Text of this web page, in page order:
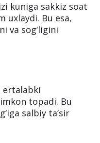
kuniga sakkiz soat
uxlaydi. Bu esa,
va sog‘ligini
ertalabki
topadi. Bu
salbiy ta’sir